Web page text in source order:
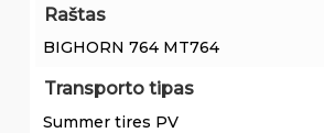
Raštas
BIGHORN 764 MT764
Transporto tipas
Summer tires PV